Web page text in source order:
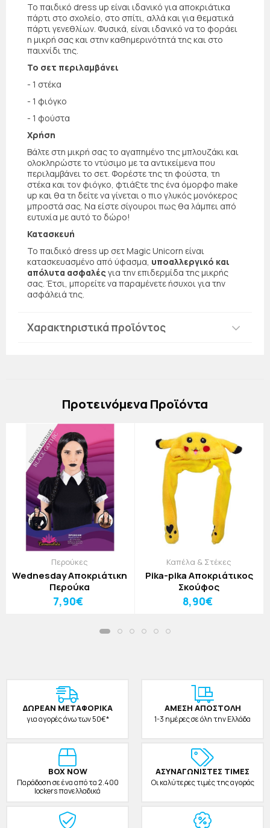
Το παιδικό dress up είναι ιδανικό για αποκριάτικα
πάρτι στο σχολείο, στο σπίτι, αλλά και για θεματικά
πάρτι γενεθλίων. Φυσικά, είναι ιδανικό να το φοράει
η μικρή σας και στην καθημερινότητά της και στο
παιχνίδι της.
Το σετ περιλαμβάνει
- 1 στέκα
- 1 φιόγκο
- 1 φούστα
Χρήση
Βάλτε στη μικρή σας το αγαπημένο της μπλουζάκι και
ολοκληρώστε το ντύσιμο με τα αντικείμενα που
περιλαμβάνει το σετ. Φορέστε της τη φούστα, τη
στέκα και τον φιόγκο, φτιάξτε της ένα όμορφο make
up και θα τη δείτε να γίνεται ο πιο γλυκός μονόκερος
μπροστά σας. Να είστε σίγουροι πως θα λάμπει από
ευτυχία με αυτό το δώρο!
Κατασκευή
Το παιδικό dress up σετ Magic Unicorn είναι
κατασκευασμένο από ύφασμα, υποαλλεργικό και
απόλυτα ασφαλές για την επιδερμίδα της μικρής
σας. Έτσι, μπορείτε να παραμένετε ήσυχοι για την
ασφάλειά της.
Χαρακτηριστικά προϊόντος
Πρoτεινόμενα Προϊόντα
Περούκες
Wednesday Αποκριάτικη
Περούκα
7,90€
Καπέλα & Στέκες
Pika-pika Αποκριάτικος
Σκούφος
8,90€
ΔΩΡΕAΝ ΜΕΤΑΦΟΡΙΚΑ
για αγορές άνω των 50€*
ΑΜΕΣΗ ΑΠΟΣΤΟΛΗ
1-3 ημέρες σε όλη την Ελλάδα
BOX NOW
Παράδοση σε ένα από τα 2.400
lockers πανελλαδικά
ΑΣΥΝΑΓΩΝΙΣΤΕΣ ΤΙΜΕΣ
Οι καλύτερες τιμές της αγοράς